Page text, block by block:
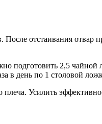
отстаивания отвар
подготовить 2,5
в день по 1 столовой
Усилить